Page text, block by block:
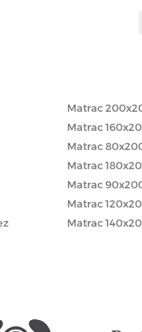
Matrac
Matrac
Matrac
Matrac
Matrac
Matrac
Matrac